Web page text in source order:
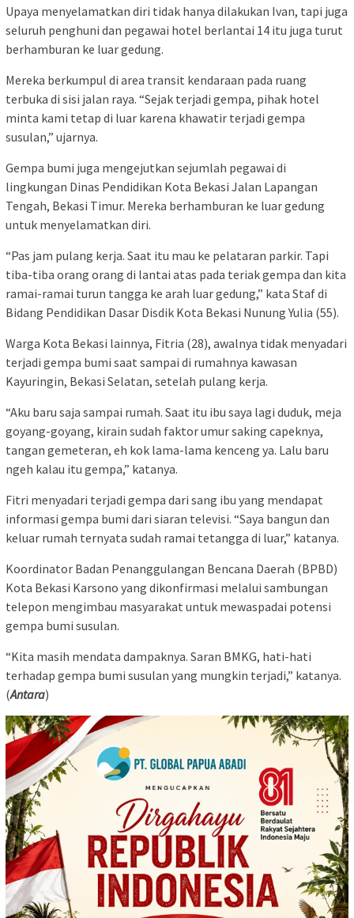
Upaya menyelamatkan diri tidak hanya dilakukan Ivan, tapi juga
seluruh penghuni dan pegawai hotel berlantai 14 itu juga turut
berhamburan ke luar gedung.
Mereka berkumpul di area transit kendaraan pada ruang
terbuka di sisi jalan raya. “Sejak terjadi gempa, pihak hotel
minta kami tetap di luar karena khawatir terjadi gempa
susulan,” ujarnya.
Gempa bumi juga mengejutkan sejumlah pegawai di
lingkungan Dinas Pendidikan Kota Bekasi Jalan Lapangan
Tengah, Bekasi Timur. Mereka berhamburan ke luar gedung
untuk menyelamatkan diri.
“Pas jam pulang kerja. Saat itu mau ke pelataran parkir. Tapi
tiba-tiba orang orang di lantai atas pada teriak gempa dan kita
ramai-ramai turun tangga ke arah luar gedung,” kata Staf di
Bidang Pendidikan Dasar Disdik Kota Bekasi Nunung Yulia (55).
Warga Kota Bekasi lainnya, Fitria (28), awalnya tidak menyadari
terjadi gempa bumi saat sampai di rumahnya kawasan
Kayuringin, Bekasi Selatan, setelah pulang kerja.
“Aku baru saja sampai rumah. Saat itu ibu saya lagi duduk, meja
goyang-goyang, kirain sudah faktor umur saking capeknya,
tangan gemeteran, eh kok lama-lama kenceng ya. Lalu baru
ngeh kalau itu gempa,” katanya.
Fitri menyadari terjadi gempa dari sang ibu yang mendapat
informasi gempa bumi dari siaran televisi. “Saya bangun dan
keluar rumah ternyata sudah ramai tetangga di luar,” katanya.
Koordinator Badan Penanggulangan Bencana Daerah (BPBD)
Kota Bekasi Karsono yang dikonfirmasi melalui sambungan
telepon mengimbau masyarakat untuk mewaspadai potensi
gempa bumi susulan.
“Kita masih mendata dampaknya. Saran BMKG, hati-hati
terhadap gempa bumi susulan yang mungkin terjadi,” katanya.
(Antara)